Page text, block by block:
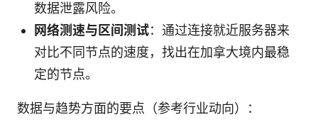
数据泄露风险。
网络测速与区间测试：通过连接就近服务器来
对比不同节点的速度，找出在加拿大境内最稳
定的节点。
数据与趋势方面的要点（参考行业动向）：